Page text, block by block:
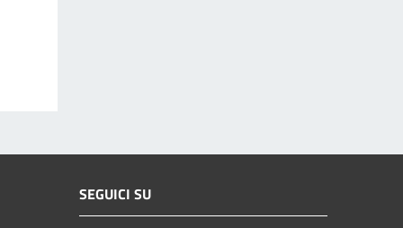
SEGUICI SU